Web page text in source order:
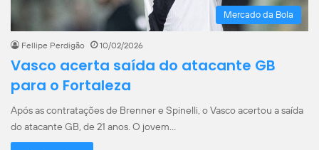
Mercado da Bola
Fellipe Perdigão 10/02/2026
Vasco acerta saída do atacante GB
para o Fortaleza
Após as contratações de Brenner e Spinelli, o Vasco acertou a saída
do atacante GB, de 21 anos. O jovem…